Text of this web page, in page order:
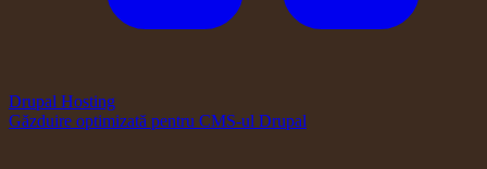
Drupal Hosting
Găzduire optimizată pentru CMS-ul Drupal